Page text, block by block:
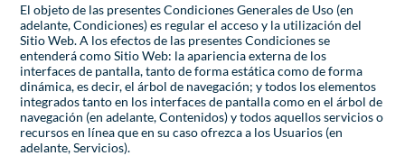
El objeto de las presentes Condiciones Generales de Uso (en
adelante, Condiciones) es regular el acceso y la utilización del
Sitio Web. A los efectos de las presentes Condiciones se
entenderá como Sitio Web: la apariencia externa de los
interfaces de pantalla, tanto de forma estática como de forma
dinámica, es decir, el árbol de navegación; y todos los elementos
integrados tanto en los interfaces de pantalla como en el árbol de
navegación (en adelante, Contenidos) y todos aquellos servicios o
recursos en línea que en su caso ofrezca a los Usuarios (en
adelante, Servicios).